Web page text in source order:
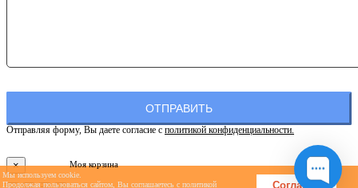
Моя корзина
Отправляя форму, Вы даете согласие с политикой конфиденциальности.
×
Мы используем cookie.
Продолжая пользоваться сайтом, Вы соглашаетесь с политикой Согласен